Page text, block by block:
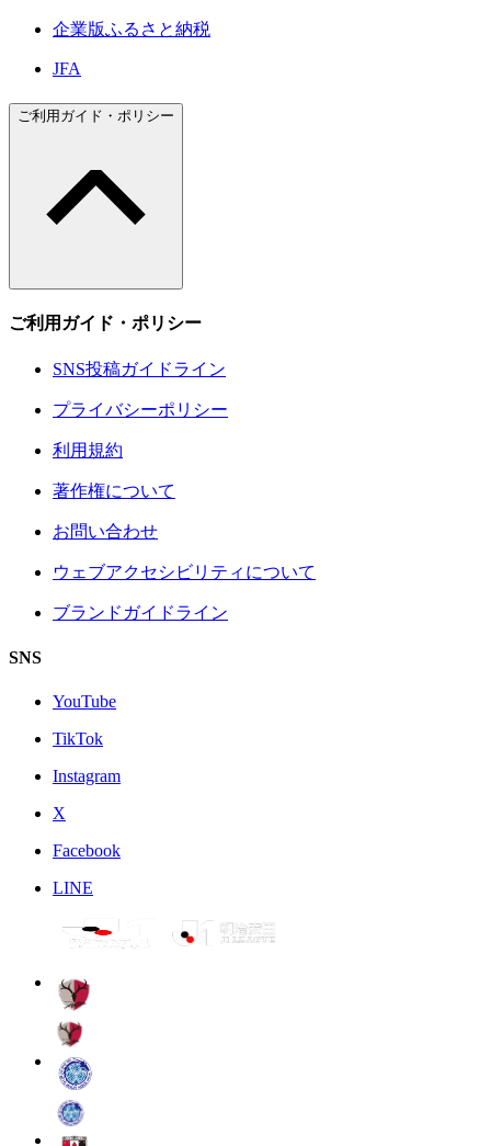
企業版ふるさと納税
JFA
ご利用ガイド・ポリシー
ご利用ガイド・ポリシー
SNS投稿ガイドライン
プライバシーポリシー
利用規約
著作権について
お問い合わせ
ウェブアクセシビリティについて
ブランドガイドライン
SNS
YouTube
TikTok
Instagram
X
Facebook
LINE